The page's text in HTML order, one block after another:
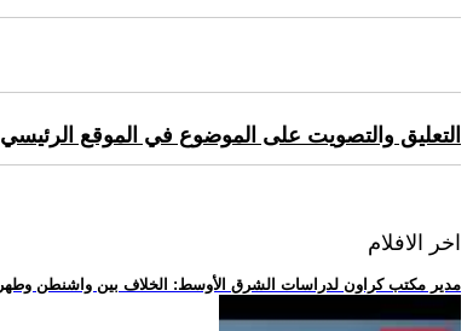
التعليق والتصويت على الموضوع في الموقع الرئيسي
اخر الافلام
.. مدير مكتب كراون لدراسات الشرق الأوسط: الخلاف بين واشنطن وطهر